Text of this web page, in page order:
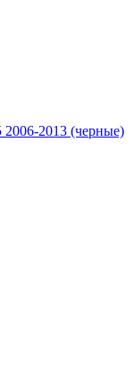
2013 (черные)